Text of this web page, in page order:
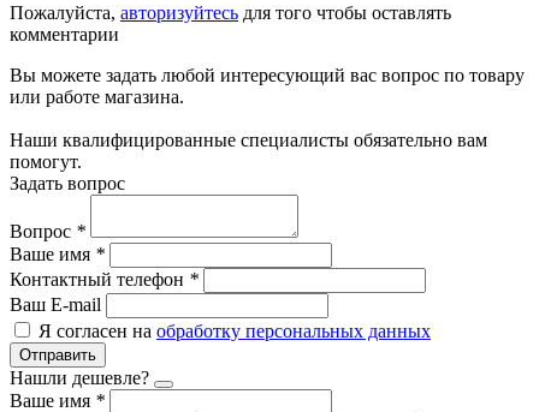
Пожалуйста, авторизуйтесь для того чтобы оставлять
комментарии
Вы можете задать любой интересующий вас вопрос по товару
или работе магазина.
Наши квалифицированные специалисты обязательно вам
помогут.
Задать вопрос
Вопрос *
Ваше имя *
Контактный телефон *
Ваш E-mail
Я согласен на обработку персональных данных
Отправить
Нашли дешевле?
Ваше имя *